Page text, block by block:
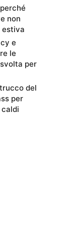
non
estiva
e
le
per
del
per
caldi